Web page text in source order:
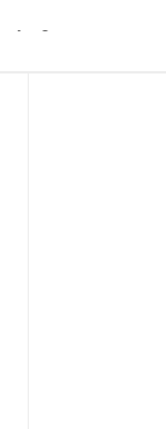
lograr fácilmente